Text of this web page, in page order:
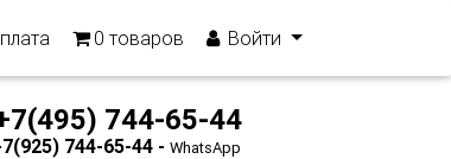
0 товаров Войти
744-65-44
744-65-44 - WhatsApp